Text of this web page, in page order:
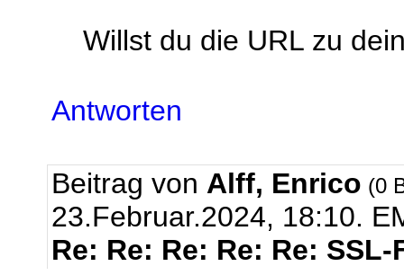
Willst du die URL zu
Antworten
Beitrag von Alff, Enrico (0
23.Februar.2024, 18:10.
Re: Re: Re: Re: Re: SSL-